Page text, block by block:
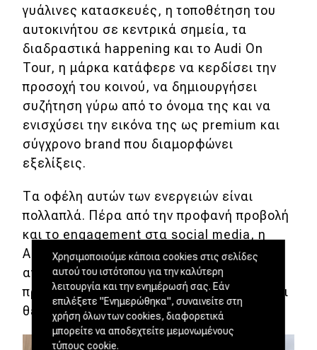
γυάλινες κατασκευές, η τοποθέτηση του
αυτοκινήτου σε κεντρικά σημεία, τα
διαδραστικά happening και το Audi On
Tour, η μάρκα κατάφερε να κερδίσει την
προσοχή του κοινού, να δημιουργήσει
συζήτηση γύρω από το όνομα της και να
ενισχύσει την εικόνα της ως premium και
σύγχρονο brand που διαμορφώνει
εξελίξεις.
Τα οφέλη αυτών των ενεργειών είναι
πολλαπλά. Πέρα από την προφανή προβολή
και το engagement στα social media, η
Audi διαφοροποιείται ξεκάθαρα από τον
ανταγωνισμό, αποδεικνύοντας ότι η
προβολή ενός αυτοκινήτου μπορεί να είναι
θεαματική, συμμετοχική και ζωντανή.
Χρησιμοποιούμε κάποια cookies στις σελίδες
αυτού του ιστότοπου για την καλύτερη
λειτουργία και την ενημέρωσή σας. Εάν
επιλέξετε "Ενημερώθηκα", συναινείτε στη
χρήση όλων των cookies, διαφορετικά
μπορείτε να αποδεχτείτε μεμονωμένους
τύπους cookie.